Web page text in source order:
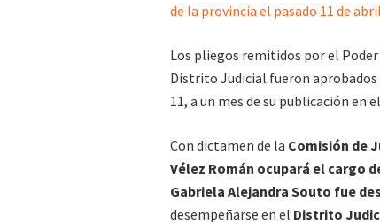
de la provincia el pasado 11 de abril
Los pliegos remitidos por el
Distrito Judicial fueron aprobados
11, a un mes de su publicación en
Con dictamen de la Comisión de
Vélez Román ocupará el cargo
Gabriela Alejandra Souto fue
desempeñarse en el Distrito